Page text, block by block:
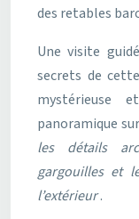
des retables
Une visite
secrets de
mystérieuse
panoramique
les détails
gargouilles et
l’extérieur.